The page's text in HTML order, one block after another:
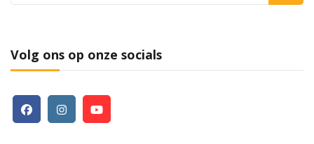
Volg ons op onze socials